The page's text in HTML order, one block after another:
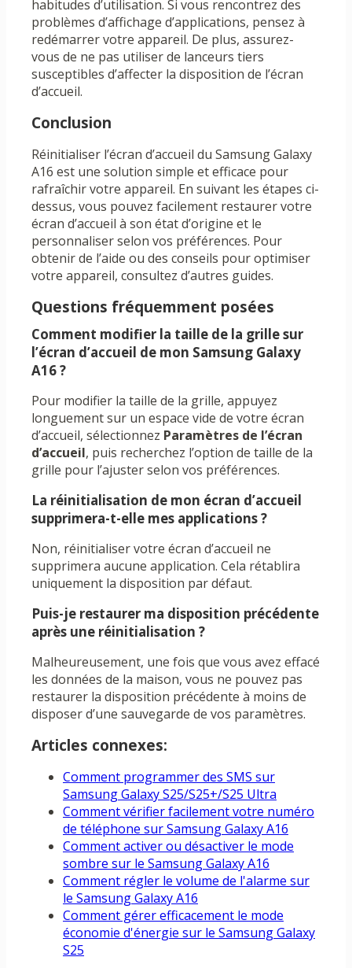
habitudes d’utilisation. Si vous rencontrez des
problèmes d’affichage d’applications, pensez à
redémarrer votre appareil. De plus, assurez-
vous de ne pas utiliser de lanceurs tiers
susceptibles d’affecter la disposition de l’écran
d’accueil.
Conclusion
Réinitialiser l’écran d’accueil du Samsung Galaxy
A16 est une solution simple et efficace pour
rafraîchir votre appareil. En suivant les étapes ci-
dessus, vous pouvez facilement restaurer votre
écran d’accueil à son état d’origine et le
personnaliser selon vos préférences. Pour
obtenir de l’aide ou des conseils pour optimiser
votre appareil, consultez d’autres guides.
Questions fréquemment posées
Comment modifier la taille de la grille sur
l’écran d’accueil de mon Samsung Galaxy
A16 ?
Pour modifier la taille de la grille, appuyez
longuement sur un espace vide de votre écran
d’accueil, sélectionnez Paramètres de l’écran
d’accueil, puis recherchez l’option de taille de la
grille pour l’ajuster selon vos préférences.
La réinitialisation de mon écran d’accueil
supprimera-t-elle mes applications ?
Non, réinitialiser votre écran d’accueil ne
supprimera aucune application. Cela rétablira
uniquement la disposition par défaut.
Puis-je restaurer ma disposition précédente
après une réinitialisation ?
Malheureusement, une fois que vous avez effacé
les données de la maison, vous ne pouvez pas
restaurer la disposition précédente à moins de
disposer d’une sauvegarde de vos paramètres.
Articles connexes:
Comment programmer des SMS sur
Samsung Galaxy S25/S25+/S25 Ultra
Comment vérifier facilement votre numéro
de téléphone sur Samsung Galaxy A16
Comment activer ou désactiver le mode
sombre sur le Samsung Galaxy A16
Comment régler le volume de l'alarme sur
le Samsung Galaxy A16
Comment gérer efficacement le mode
économie d'énergie sur le Samsung Galaxy
S25